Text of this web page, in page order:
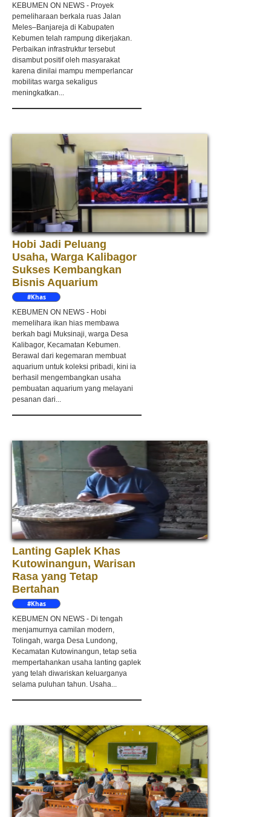
KEBUMEN ON NEWS - Proyek
pemeliharaan berkala ruas Jalan
Meles–Banjareja di Kabupaten
Kebumen telah rampung dikerjakan.
Perbaikan infrastruktur tersebut
disambut positif oleh masyarakat
karena dinilai mampu memperlancar
mobilitas warga sekaligus
meningkatkan...
Hobi Jadi Peluang
Usaha, Warga Kalibagor
Sukses Kembangkan
Bisnis Aquarium
#Khas
KEBUMEN ON NEWS - Hobi
memelihara ikan hias membawa
berkah bagi Muksinaji, warga Desa
Kalibagor, Kecamatan Kebumen.
Berawal dari kegemaran membuat
aquarium untuk koleksi pribadi, kini ia
berhasil mengembangkan usaha
pembuatan aquarium yang melayani
pesanan dari...
Lanting Gaplek Khas
Kutowinangun, Warisan
Rasa yang Tetap
Bertahan
#Khas
KEBUMEN ON NEWS - Di tengah
menjamurnya camilan modern,
Tolingah, warga Desa Lundong,
Kecamatan Kutowinangun, tetap setia
mempertahankan usaha lanting gaplek
yang telah diwariskan keluarganya
selama puluhan tahun. Usaha...